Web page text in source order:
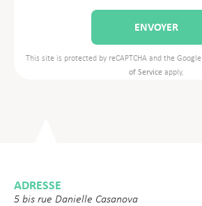
This site is protected by reCAPTCHA and the Google
of Serviceapply.
ADRESSE
5 bis rue Danielle Casanova